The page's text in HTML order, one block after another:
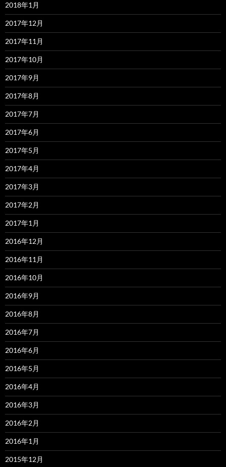
2018年1月
2017年12月
2017年11月
2017年10月
2017年9月
2017年8月
2017年7月
2017年6月
2017年5月
2017年4月
2017年3月
2017年2月
2017年1月
2016年12月
2016年11月
2016年10月
2016年9月
2016年8月
2016年7月
2016年6月
2016年5月
2016年4月
2016年3月
2016年2月
2016年1月
2015年12月